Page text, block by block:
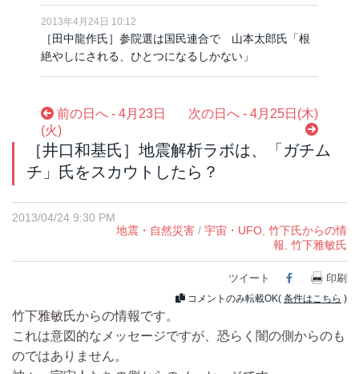
2013年4月24日 10:12
［田中龍作氏］参院選は国民連合で 山本太郎氏「根
絶やしにされる、ひとつになるしかない」
前の日へ - 4月23日
(火)
次の日へ - 4月25日(木)
［井口和基氏］地震解析ラボは、「ガチム
チ」氏をスカウトしたら？
2013/04/24 9:30 PM
地震・自然災害 / 宇宙・UFO 竹下氏からの情
報 竹下雅敏氏
ツイート Facebook
印刷
コメントのみ転載OK( 条件はこちら )
竹下雅敏氏からの情報です。
これは意図的なメッセージですが、恐らく闇の側からのも
のではありません。